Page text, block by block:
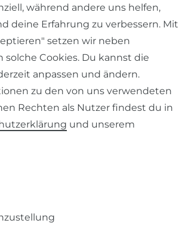
Daten­schutz­erklärung AGB
Widerrufs­recht
während andere uns helfen,
deine Erfahrung zu verbessern. Mit
setzen wir neben
solche Cookies. Du kannst die
anpassen und ändern.
zu den von uns verwendeten
Rechten als Nutzer findest du in
und unserem